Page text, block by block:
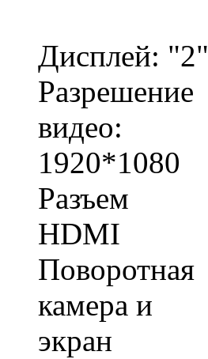
Дисплей: "2"
Разрешение
видео:
1920*1080
Разъем
HDMI
Поворотная
камера и
экран